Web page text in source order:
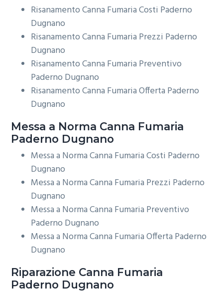
Risanamento Canna Fumaria Costi Paderno
Dugnano
Risanamento Canna Fumaria Prezzi Paderno
Dugnano
Risanamento Canna Fumaria Preventivo
Paderno Dugnano
Risanamento Canna Fumaria Offerta Paderno
Dugnano
Messa a Norma Canna Fumaria
Paderno Dugnano
Messa a Norma Canna Fumaria Costi Paderno
Dugnano
Messa a Norma Canna Fumaria Prezzi Paderno
Dugnano
Messa a Norma Canna Fumaria Preventivo
Paderno Dugnano
Messa a Norma Canna Fumaria Offerta Paderno
Dugnano
Riparazione Canna Fumaria
Paderno Dugnano